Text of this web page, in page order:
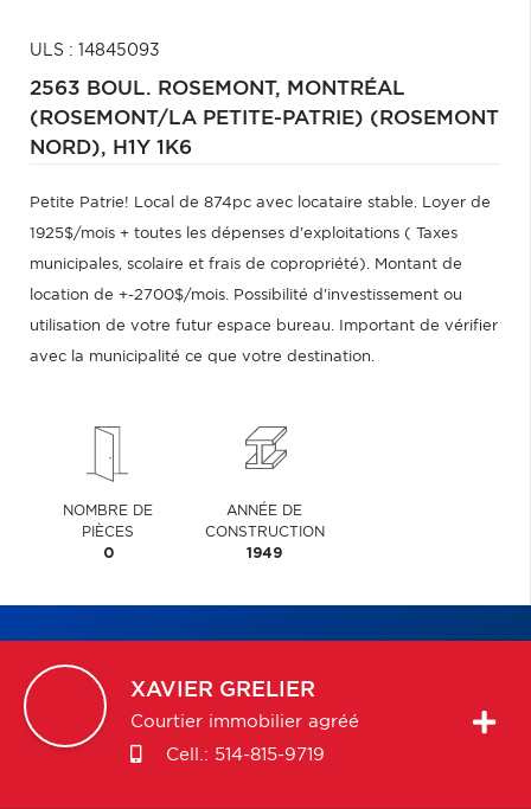
ULS : 14845093
2563 BOUL. ROSEMONT, MONTRÉAL
(ROSEMONT/LA PETITE-PATRIE) (ROSEMONT
NORD), H1Y 1K6
Petite Patrie! Local de 874pc avec locataire stable. Loyer de
1925$/mois + toutes les dépenses d'exploitations ( Taxes
municipales, scolaire et frais de copropriété). Montant de
location de +-2700$/mois. Possibilité d'investissement ou
utilisation de votre futur espace bureau. Important de vérifier
avec la municipalité ce que votre destination.
NOMBRE DE
PIÈCES
0
ANNÉE DE
CONSTRUCTION
1949
XAVIER GRELIER
Courtier immobilier agréé
Cell.: 514-815-9719